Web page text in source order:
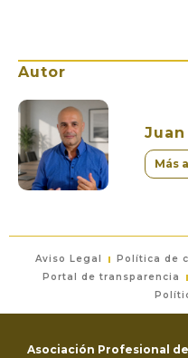
Autor
Más
Aviso Legal Política de
Portal de transparencia
Asociación Profesional de